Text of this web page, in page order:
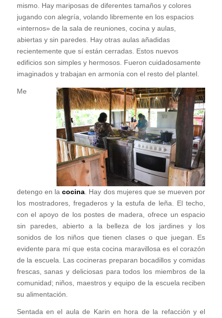
mismo. Hay mariposas de diferentes tamaños y colores
jugando con alegría, volando libremente en los espacios
«internos» de la sala de reuniones, cocina y aulas,
abiertas y sin paredes. Hay otras aulas añadidas
recientemente que sí están cerradas. Estos nuevos
edificios son simples y hermosos. Fueron cuidadosamente
imaginados y trabajan en armonía con el resto del plantel.
Me
detengo en lacocina . Hay dos mujeres que se mueven por
los mostradores, fregaderos y la estufa de leña. El techo,
con el apoyo de los postes de madera, ofrece un espacio
sin paredes, abierto a la belleza de los jardines y los
sonidos de los niños que tienen clases o que juegan. Es
evidente para mí que esta cocina maravillosa es el corazón
de la escuela. Las cocineras preparan bocadillos y comidas
frescas, sanas y deliciosas para todos los miembros de la
comunidad; niños, maestros y equipo de la escuela reciben
su alimentación.
Sentada en el aula de Karin en hora de la refacción y el